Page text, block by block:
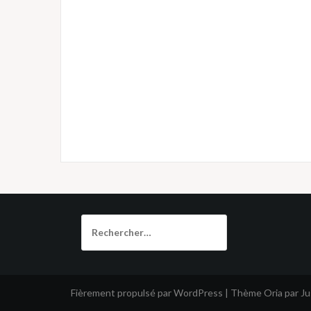
Fièrement propulsé par WordPress | Thème Oria par